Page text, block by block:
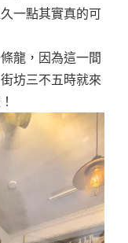
一點其實真的可
龍，因為這一間
坊三不五時就來